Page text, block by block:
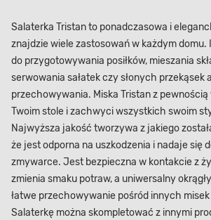
Salaterka Tristan to ponadczasowa i
znajdzie wiele zastosowań w każdym domu.
do przygotowywania posiłków, mieszania
serwowania sałatek czy słonych przekąsek
przechowywania. Miska Tristan z pewnością
Twoim stole i zachwyci wszystkich swoim
Najwyższa jakość tworzywa z jakiego
że jest odporna na uszkodzenia i nadaje się
zmywarce. Jest bezpieczna w kontakcie z
zmienia smaku potraw, a uniwersalny
łatwe przechowywanie pośród innych
Salaterkę można skompletować z innymi